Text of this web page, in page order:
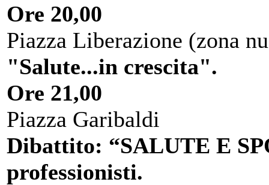
Ore 20,00
Piazza Liberazione (zona
"Salute...in crescita".
Ore 21,00
Piazza Garibaldi
Dibattito: “SALUTE E
professionisti.